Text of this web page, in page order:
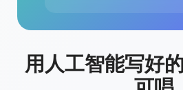
用人工智能写好